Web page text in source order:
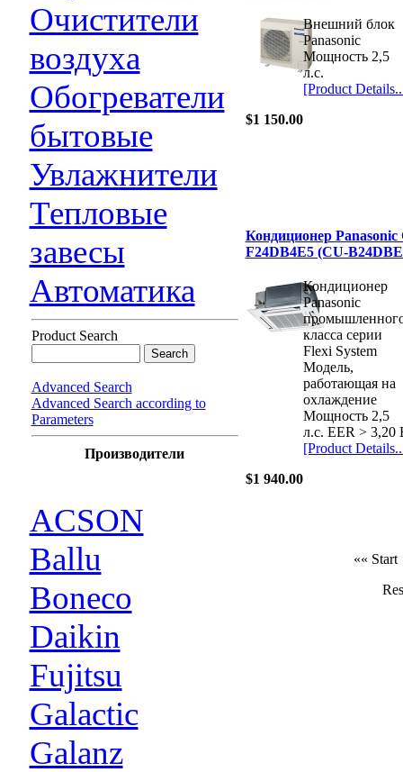
Очистители
воздуха
Обогреватели
бытовые
Увлажнители
Тепловые
завесы
Автоматика
Product Search
Advanced Search
Advanced Search according to
Parameters
Производители
ACSON
Ballu
Boneco
Daikin
Fujitsu
Galactic
Galanz
Внешний блок
Panasonic
Мощность 2,5
л.с.
[Product
$1 150.00
Кондиционер Panasonic
F24DB4E5 (CU-
Кондиционер
Panasonic
класса серии
Flexi System
Модель,
работающая на
охлаждение
Мощность 2,5
л.с. EER > 3,20
[Product
$1 940.00
«« Start